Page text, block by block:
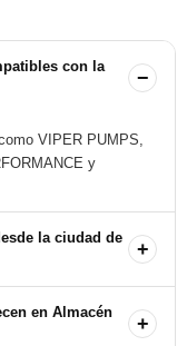
con la
−
VIPER PUMPS,
y
la ciudad de
+
con nuestras
Accesorios.
en Almacén
+